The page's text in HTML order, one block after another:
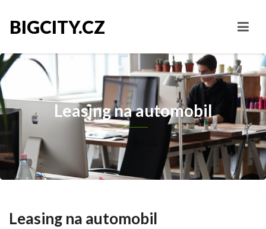
BIGCITY.CZ
Leasing na automobil
Leasing na automobil